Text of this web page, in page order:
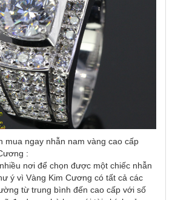
mua ngay nhẫn nam vàng cao cấp
:
nơi để chọn được một chiếc nhẫn
ý vì Vàng Kim Cương có tất cả các
từ trung bình đến cao cấp với số